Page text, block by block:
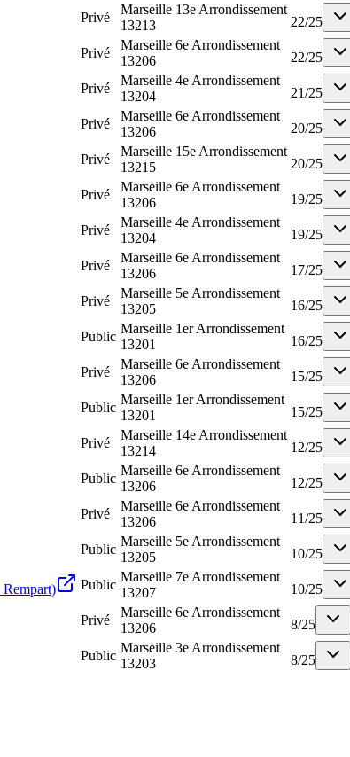
Privé
Marseille 13e Arrondissement
13213
22/25
Privé
Marseille 6e Arrondissement
13206
22/25
Privé
Marseille 4e Arrondissement
13204
21/25
Privé
Marseille 6e Arrondissement
13206
20/25
Privé
Marseille 15e Arrondissement
13215
20/25
Privé
Marseille 6e Arrondissement
13206
19/25
Privé
Marseille 4e Arrondissement
13204
19/25
Privé
Marseille 6e Arrondissement
13206
17/25
Privé
Marseille 5e Arrondissement
13205
16/25
Public
Marseille 1er Arrondissement
13201
16/25
Privé
Marseille 6e Arrondissement
13206
15/25
Public
Marseille 1er Arrondissement
13201
15/25
Privé
Marseille 14e Arrondissement
13214
12/25
Public
Marseille 6e Arrondissement
13206
12/25
Privé
Marseille 6e Arrondissement
13206
11/25
Public
Marseille 5e Arrondissement
13205
10/25
Rempart) Public
Marseille 7e Arrondissement
13207
10/25
Privé
Marseille 6e Arrondissement
13206
8/25
Public
Marseille 3e Arrondissement
13203
8/25